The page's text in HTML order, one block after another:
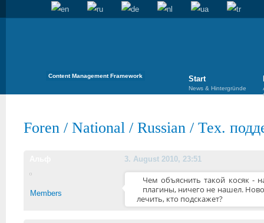
Content Management Framework Start
News & Hintergründe
Foren / National / Russian / Тех.
3. August 2010, 23:51
Members
Чем объяснить такой косяк -
плагины, ничего не нашел.
лечить, кто подскажет?